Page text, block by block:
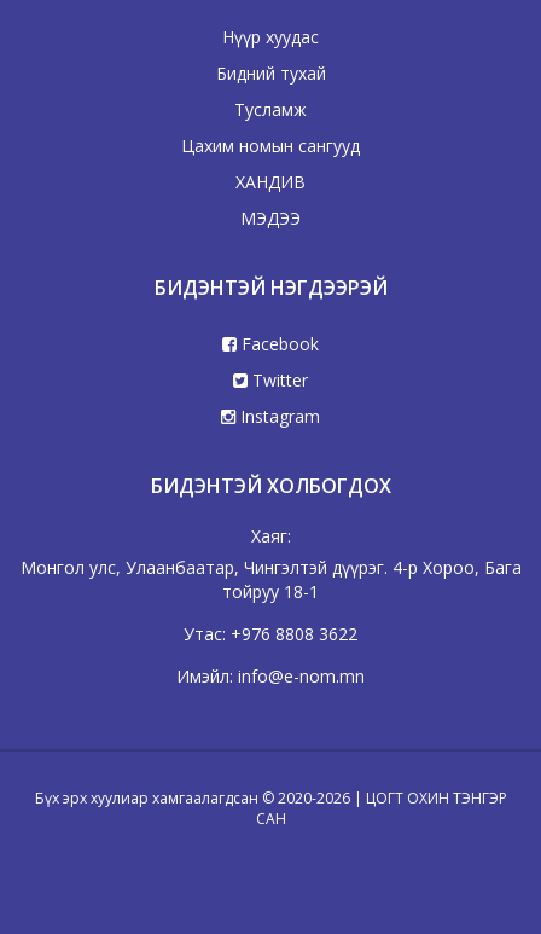
Нүүр хуудас
Бидний тухай
Тусламж
Цахим номын сангууд
ХАНДИВ
МЭДЭЭ
БИДЭНТЭЙ НЭГДЭЭРЭЙ
Facebook
Twitter
Instagram
БИДЭНТЭЙ ХОЛБОГДОХ
Хаяг:
Монгол улс, Улаанбаатар, Чингэлтэй дүүрэг. 4-р Хороо, Бага
тойруу 18-1
Утас: +976 8808 3622
Имэйл: info@e-nom.mn
Бүх эрх хуулиар хамгаалагдсан © 2020-2026 | ЦОГТ ОХИН ТЭНГЭР
САН